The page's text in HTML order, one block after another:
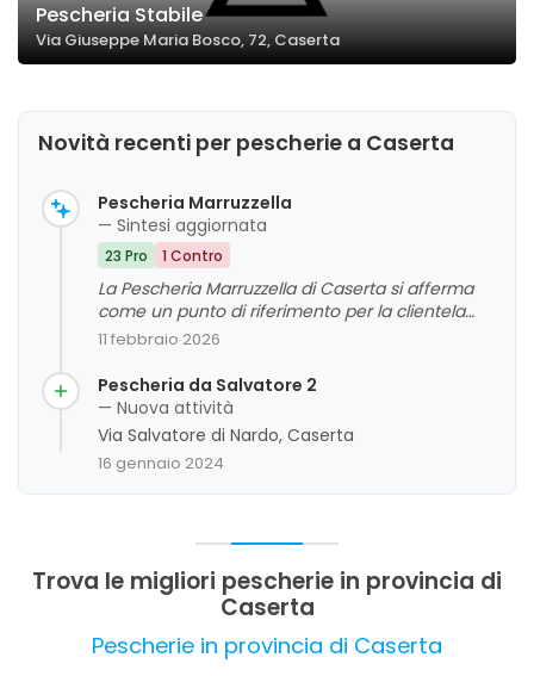
Pescheria Stabile
Via Giuseppe Maria Bosco, 72, Caserta
Novità recenti per pescherie a Caserta
Pescheria Marruzzella
— Sintesi aggiornata
23 Pro 1 Contro
La Pescheria Marruzzella di Caserta si afferma
come un punto di riferimento per la clientela
grazie alla qualità elevata del pesce, alla
evidenzia inoltre un servizio cortese, disponibile
e professionale, con particolare attenzione alla
pulizia e all'igiene del locale. I clienti apprezzano
anche la possibilità di acquistare pesce già
pronto e prodotti confezionati, sottolineando un
del locale, che rende consigliabile prenotare in
11 febbraio 2026
Pescheria da Salvatore 2
— Nuova attività
Via Salvatore di Nardo, Caserta
16 gennaio 2024
Trova le migliori pescherie in provincia di
Caserta
Pescherie in provincia di Caserta